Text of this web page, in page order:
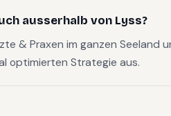
ausserhalb von Lyss?
& Praxen im ganzen
optimierten Strategie aus.